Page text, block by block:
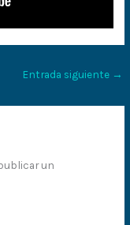
Entrada siguiente →
un